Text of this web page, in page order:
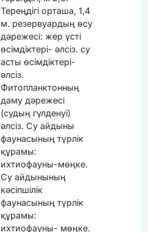
Тереңдігі орташа, 1,4
м. резервуардың өсу
дәрежесі: жер үсті
өсімдіктері- әлсіз. су
асты өсімдіктері-
әлсіз.
Фитопланктонның
даму дәрежесі
(судың гүлденуі)
әлсіз. Су айдыны
фаунасының түрлік
құрамы:
ихтиофауны-мөңке.
Су айдынының
кәсіпшілік
фаунасының түрлік
құрамы:
ихтиофауны- мөңке.